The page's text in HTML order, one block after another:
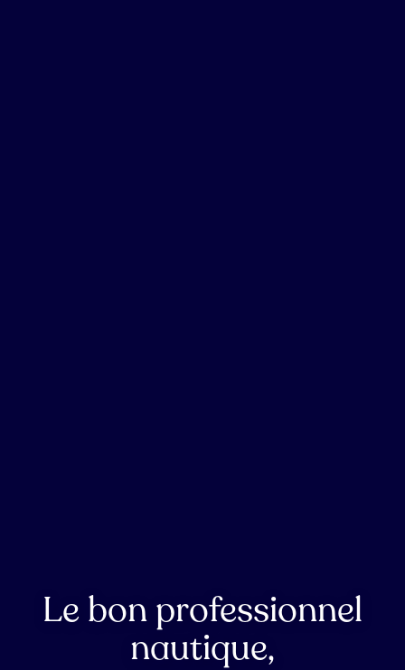
Le bon professionnel
nautique,